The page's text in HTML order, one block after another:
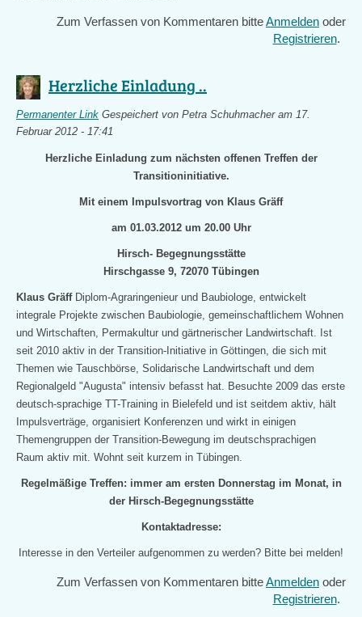
Zum Verfassen von Kommentaren bitteAnmelden oder
Registrieren.
Herzliche Einladung ..
Permanenter Link Gespeichert von Petra Schuhmacheram 17.
Februar 2012 - 17:41
Herzliche Einladung zum nächsten offenen Treffen der
Transitioninitiative.
Mit einem Impulsvortrag von Klaus Gräff
am 01.03.2012 um 20.00 Uhr
Hirsch- Begegnungsstätte
Hirschgasse 9, 72070 Tübingen
Klaus Gräff Diplom-Agraringenieur und Baubiologe, entwickelt
integrale Projekte zwischen Baubiologie, gemeinschaftlichem Wohnen
und Wirtschaften, Permakultur und gärtnerischer Landwirtschaft. Ist
seit 2010 aktiv in der Transition-Initiative in Göttingen, die sich mit
Themen wie Tauschbörse, Solidarische Landwirtschaft und dem
Regionalgeld "Augusta" intensiv befasst hat. Besuchte 2009 das erste
deutsch-sprachige TT-Training in Bielefeld und ist seitdem aktiv, hält
Impulsverträge, organisiert Konferenzen und wirkt in einigen
Themengruppen der Transition-Bewegung im deutschsprachigen
Raum aktiv mit. Wohnt seit kurzem in Tübingen.
Regelmäßige Treffen: immer am ersten Donnerstag im Monat, in
der Hirsch-Begegnungsstätte
Kontaktadresse:
Interesse in den Verteiler aufgenommen zu werden? Bitte bei melden!
Zum Verfassen von Kommentaren bitteAnmelden oder
Registrieren.